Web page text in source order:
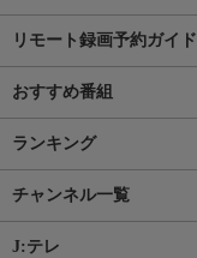
リモート録画予約ガイド
おすすめ番組
ランキング
チャンネル一覧
J:テレ